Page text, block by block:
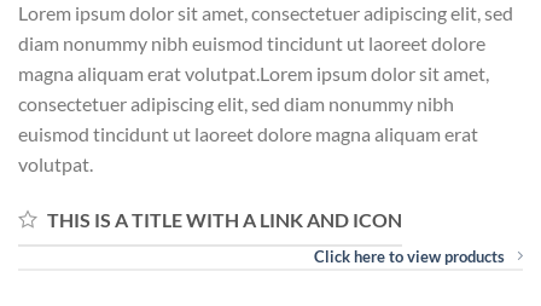
Lorem ipsum dolor sit amet, consectetuer adipiscing elit, sed
diam nonummy nibh euismod tincidunt ut laoreet dolore
magna aliquam erat volutpat.Lorem ipsum dolor sit amet,
consectetuer adipiscing elit, sed diam nonummy nibh
euismod tincidunt ut laoreet dolore magna aliquam erat
volutpat.
THIS IS A TITLE WITH A LINK AND ICON
Click here to view products